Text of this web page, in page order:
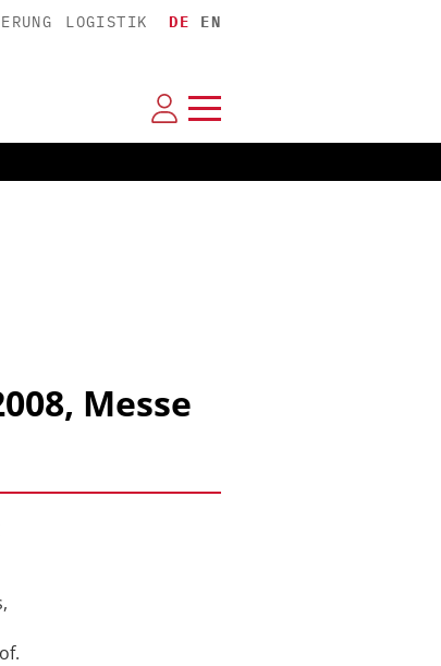
LOGISTIK DE EN
Messe